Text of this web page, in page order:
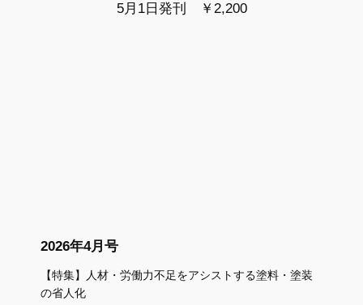
5月1日発刊 ￥2,200
2026年4月号
【特集】人材・労働力不足をアシストする塗料・塗装
の省人化